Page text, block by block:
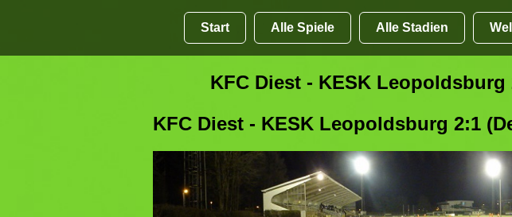
Start Alle Spiele Alle Stadien
KFC Diest - KESK Leopoldsburg
KFC Diest - KESK Leopoldsburg 2:1